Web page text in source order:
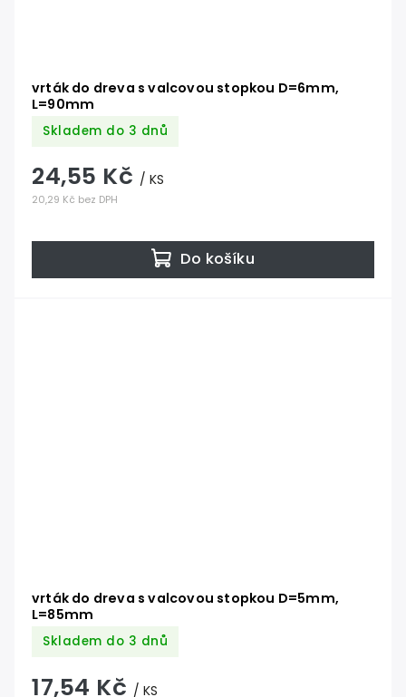
vrták do dreva s valcovou stopkou D=6mm,
L=90mm
Skladem do 3 dnů
20,29 Kč bez DPH
24,55 Kč / KS
Do košíku
vrták do dreva s valcovou stopkou D=5mm,
L=85mm
Skladem do 3 dnů
17,54 Kč / KS